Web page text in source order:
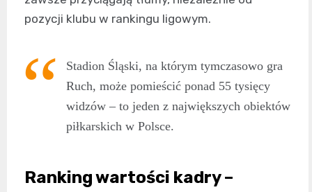
pozycji klubu w rankingu ligowym.
Stadion Śląski, na którym tymczasowo gra
Ruch, może pomieścić ponad 55 tysięcy
widzów – to jeden z największych obiektów
piłkarskich w Polsce.
Ranking wartości kadry –